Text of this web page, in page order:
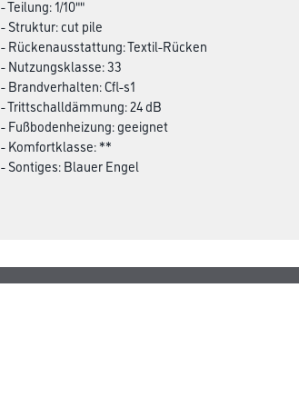
- Teilung: 1/10""
- Struktur: cut pile
- Rückenausstattung: Textil-Rücken
- Nutzungsklasse: 33
- Brandverhalten: Cfl-s1
- Trittschalldämmung: 24 dB
- Fußbodenheizung: geeignet
- Komfortklasse: **
- Sontiges: Blauer Engel